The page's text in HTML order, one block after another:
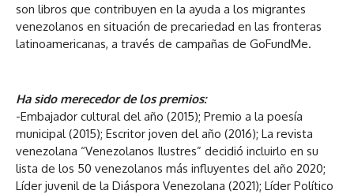
son libros que contribuyen en la ayuda a los migrantes
venezolanos en situación de precariedad en las fronteras
latinoamericanas, a través de campañas de GoFundMe.
Ha sido merecedor de los premios:
-Embajador cultural del año (2015); Premio a la poesía
municipal (2015); Escritor joven del año (2016); La revista
venezolana “Venezolanos Ilustres” decidió incluirlo en su
lista de los 50 venezolanos más influyentes del año 2020;
Líder juvenil de la Diáspora Venezolana (2021); Líder Político